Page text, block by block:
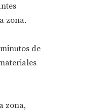
zona.
de
zona,